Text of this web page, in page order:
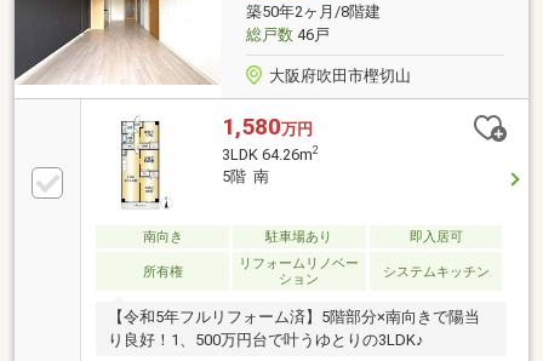
築50年2ヶ月/8階建
総戸数46戸
大阪府吹田市樫切山
1,580万円
3LDK 64.26m2
5階 南
南向き 駐車場あり 即入居可
所有権
リフォームリノベー
ション
システムキッチン
【令和5年フルリフォーム済】5階部分×南向きで陽当
り良好！1、500万円台で叶うゆとりの3LDK♪